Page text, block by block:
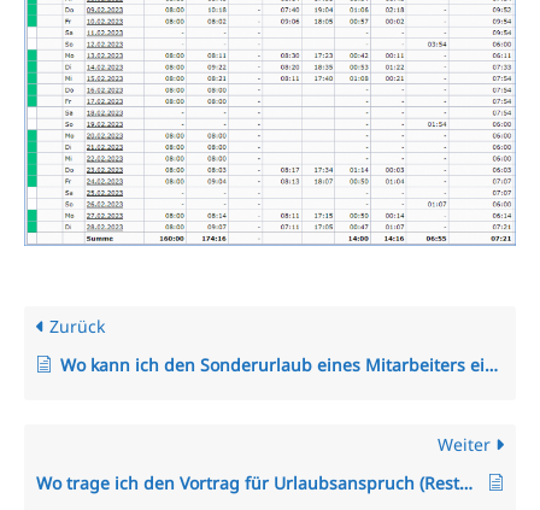
Zurück
Wo kann ich den Sonderurlaub eines Mitarbeiters einstellen?
Weiter
Wo trage ich den Vortrag für Urlaubsanspruch (Resturlaub) des Mitarbeiters ein? Wie kann ich den Urlaub aus einem alten System übertragen?